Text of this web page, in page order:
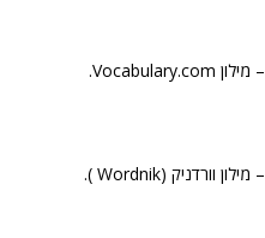
– מילון Vocabulary.com.
– מילון וורדניק (Wordnik ).